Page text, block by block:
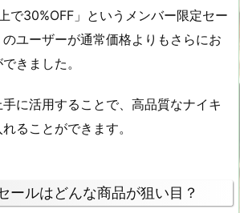
で30%OFF」というメンバー限定セー
ユーザーが通常価格よりもさらにお
きました。
に活用することで、高品質なナイキ
ることができます。
ールはどんな商品が狙い目？